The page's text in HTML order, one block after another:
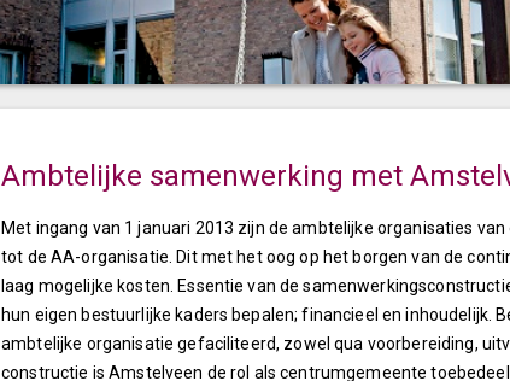
Ambtelijke samenwerking met
Met ingang van 1 januari 2013 zijn de ambtelijke organisaties
tot de AA-organisatie. Dit met het oog op het borgen van de
laag mogelijke kosten. Essentie van de
hun eigen bestuurlijke kaders bepalen; financieel en inhoudelijk.
ambtelijke organisatie gefaciliteerd, zowel qua voorbereiding,
constructie is Amstelveen de rol als centrumgemeente